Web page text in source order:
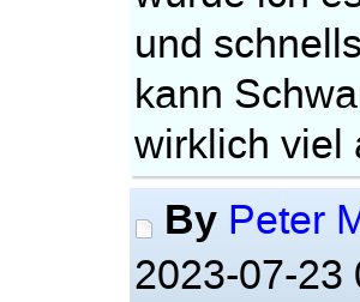
und
kann
wirklich viel
By Peter
2023-07-23